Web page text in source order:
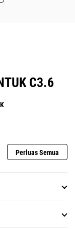
C3.6
Perluas Semua